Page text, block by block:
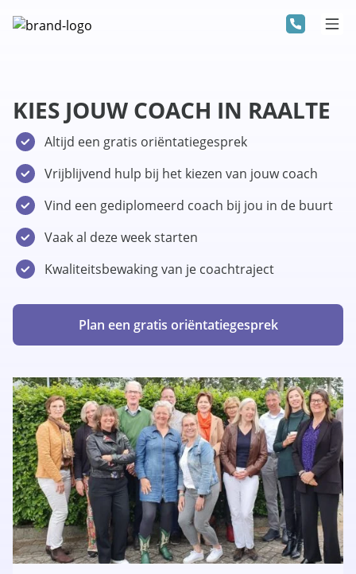
KIES JOUW COACH IN RAALTE
Altijd een gratis oriëntatiegesprek
Vrijblijvend hulp bij het kiezen van jouw coach
Vind een gediplomeerd coach bij jou in de buurt
Vaak al deze week starten
Kwaliteitsbewaking van je coachtraject
Plan een gratis oriëntatiegesprek